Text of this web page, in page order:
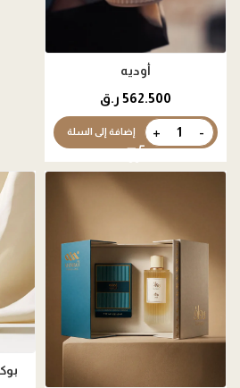
أوديه
562.500 ر.ق
إضافة إلى السلة